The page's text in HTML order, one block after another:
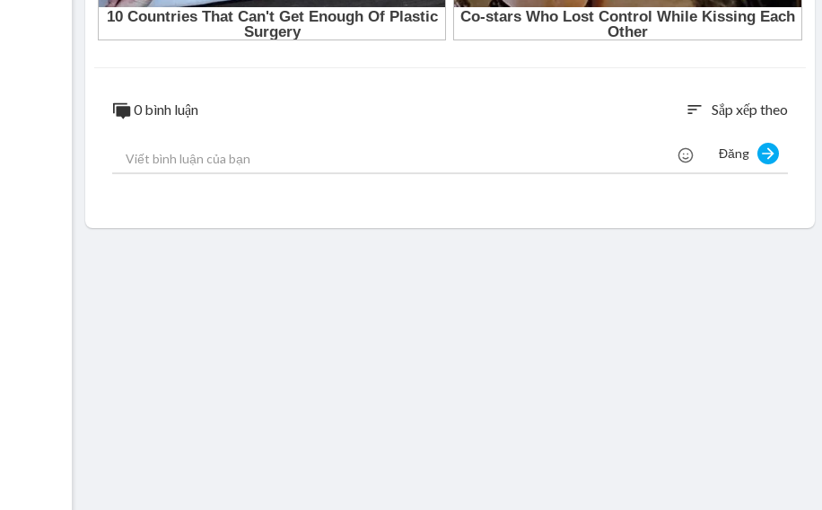
0 bình luận sort Sắp xếp theo
Đăng